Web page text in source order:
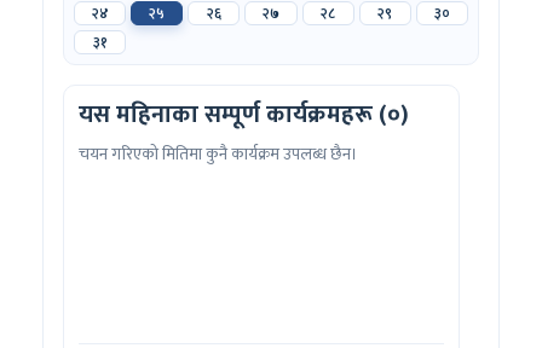
२४
२५ २६ २७ २८ २९
३०
३१
यस महिनाका सम्पूर्ण कार्यक्रमहरू (०)
चयन गरिएको मितिमा कुनै कार्यक्रम उपलब्ध छैन।